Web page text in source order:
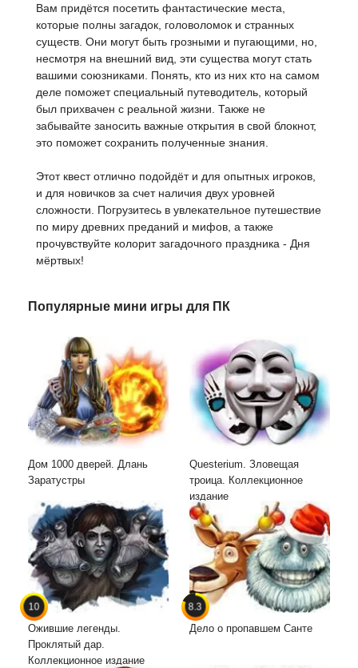
Вам придётся посетить фантастические места,
которые полны загадок, головоломок и странных
существ. Они могут быть грозными и пугающими, но,
несмотря на внешний вид, эти существа могут стать
вашими союзниками. Понять, кто из них кто на самом
деле поможет специальный путеводитель, который
был прихвачен с реальной жизни. Также не
забывайте заносить важные открытия в свой блокнот,
это поможет сохранить полученные знания.
Этот квест отлично подойдёт и для опытных игроков,
и для новичков за счет наличия двух уровней
сложности. Погрузитесь в увлекательное путешествие
по миру древних преданий и мифов, а также
прочувствуйте колорит загадочного праздника - Дня
мёртвых!
Популярные мини игры для ПК
Дом 1000 дверей. Длань
Заратустры
Questerium. Зловещая
троица. Коллекционное
издание
10
Ожившие легенды.
Проклятый дар.
Коллекционное издание
8.3
Дело о пропавшем Санте